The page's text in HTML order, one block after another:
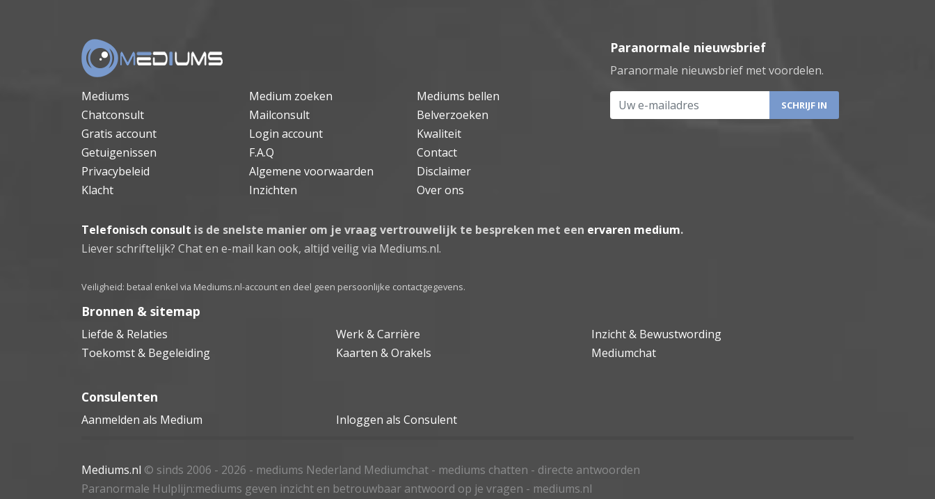
Mediums Medium zoeken
Mediums bellen
Chatconsult
Mailconsult
Belverzoeken
Gratis account
Login account
Kwaliteit
Getuigenissen
F.A.Q
Contact
Privacybeleid
Algemene voorwaarden
Disclaimer
Klacht
Inzichten Over ons
Paranormale nieuwsbrief
Paranormale nieuwsbrief met voordelen.
Uw e-mailadres
Telefonisch consult is de snelste manier om je vraag vertrouwelijk te bespreken met een ervaren medium.
Liever schriftelijk? Chat en e-mail kan ook, altijd veilig via Mediums.nl.
Veiligheid: betaal enkel via Mediums.nl-account en deel geen persoonlijke contactgegevens.
Bronnen & sitemap
Liefde & Relaties Werk & Carrière
Inzicht & Bewustwording
Toekomst & Begeleiding
Kaarten & Orakels Mediumchat
Consulenten
Aanmelden als Medium Inloggen als Consulent
Mediums.nl © sinds 2006 - 2026 - mediums Nederland Mediumchat - mediums chatten - directe antwoorden
Paranormale Hulplijn:mediums geven inzicht en betrouwbaar antwoord op je vragen - mediums.nl